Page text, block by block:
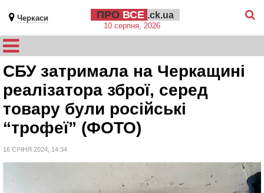
Черкаси ПРО ВСЕ .ck.ua
10 серпня, 2026
СБУ затримала на Черкащині
реалізатора зброї, серед
товару були російські
“трофеї” (ФОТО)
16 СІЧНЯ 2024, 14:34